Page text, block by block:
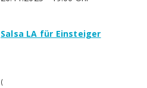
Salsa LA für Einsteiger
(